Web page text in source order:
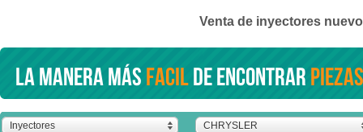
Venta de inyectores
La manera másfacilde encontrar
Inyectores CHRYSLER